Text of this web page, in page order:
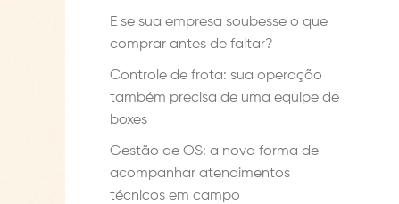
E se sua empresa soubesse o que
comprar antes de faltar?
Controle de frota: sua operação
também precisa de uma equipe de
boxes
Gestão de OS: a nova forma de
acompanhar atendimentos
técnicos em campo